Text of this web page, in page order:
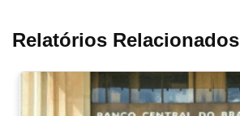
Relatórios Relacionados